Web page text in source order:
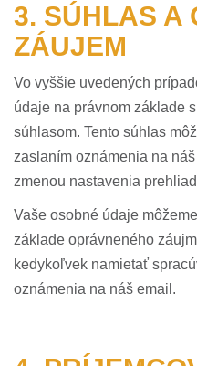
3. SÚHLAS A
ZÁUJEM
Vo vyššie uvedených
údaje na právnom základe
súhlasom. Tento súhlas
zaslaním oznámenia na
zmenou nastavenia
Vaše osobné údaje
základe oprávneného
kedykoľvek namietať
oznámenia na náš email.